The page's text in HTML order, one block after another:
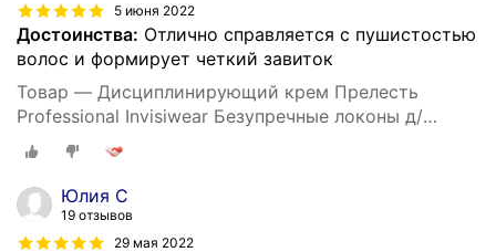
5 июня 2022
Достоинства: Отлично справляется с пушистостью
волос и формирует четкий завиток
Товар — Дисциплинирующий крем Прелесть
Professional Invisiwear Безупречные локоны д/
укладки кудрявых и волнистых волос, 150 мл
Юлия C
19 отзывов
29 мая 2022